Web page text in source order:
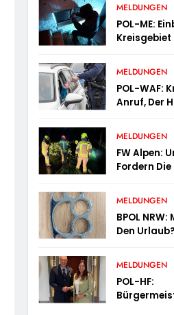
MELDUNGEN
POL-ME:
Kreisgebiet
MELDUNGEN
POL-WAF:
Anruf, Der
17-Jährigen
MELDUNGEN
FW Alpen:
Fordern
MELDUNGEN
BPOL
Den
Fündig
MELDUNGEN
POL-HF: